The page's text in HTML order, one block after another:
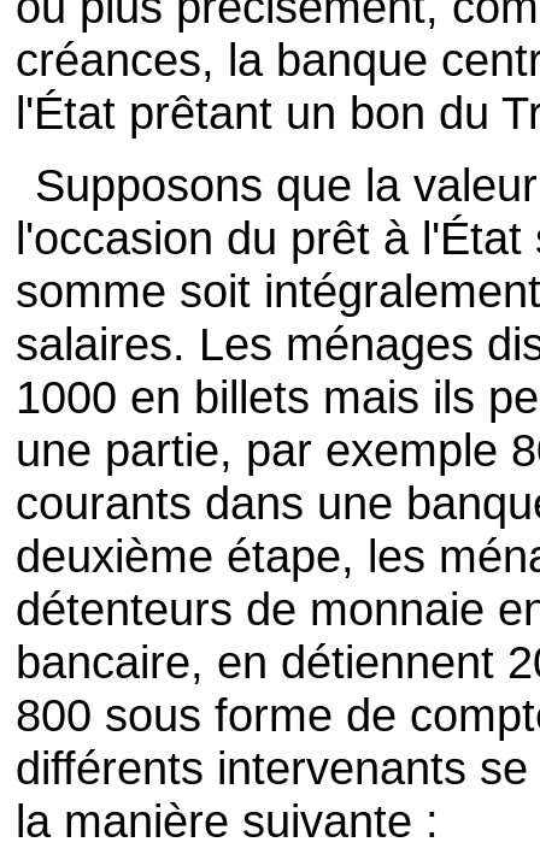
créances, la banque
l'État prêtant un bon du
Supposons que la
l'occasion du prêt à
somme soit
salaires. Les ménages
1000 en billets mais ils
une partie, par exemple
courants dans une
deuxième étape, les
détenteurs de monnaie
bancaire, en détiennent
800 sous forme de
différents intervenants
la manière suivante :